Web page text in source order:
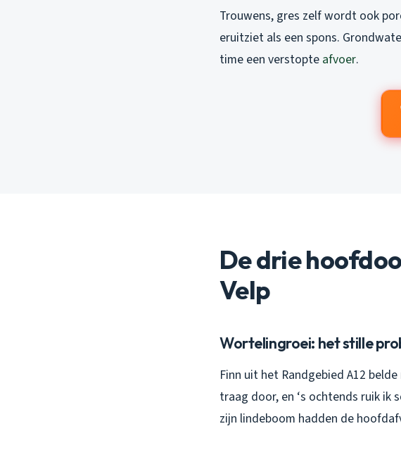
Trouwens, gres zelf wordt ook
eruitziet als een spons.
time een verstopte afvoer.
De drie
Velp
Wortelingroei: het stille
Finn uit het Randgebied A12
traag door, en ‘s ochtends ruik ik
zijn lindeboom hadden de